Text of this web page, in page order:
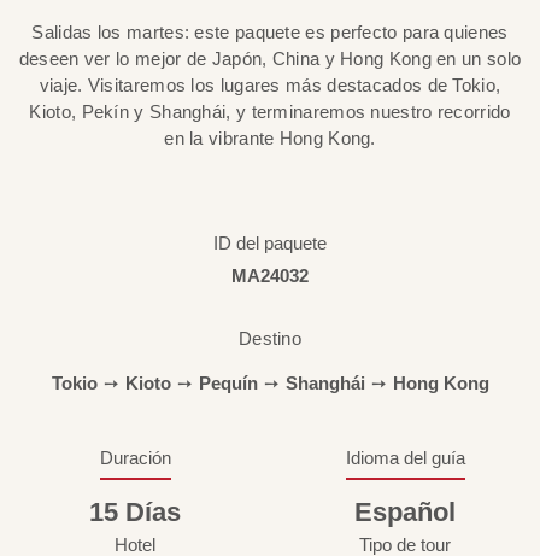
Salidas los martes: este paquete es perfecto para quienes
deseen ver lo mejor de Japón, China y Hong Kong en un solo
viaje. Visitaremos los lugares más destacados de Tokio,
Kioto, Pekín y Shanghái, y terminaremos nuestro recorrido
en la vibrante Hong Kong.
ID del paquete
MA24032
Destino
Tokio ➙ Kioto ➙ Pequín ➙ Shanghái ➙ Hong Kong
Duración
15 Días
Idioma del guía
Español
Hotel Tipo de tour